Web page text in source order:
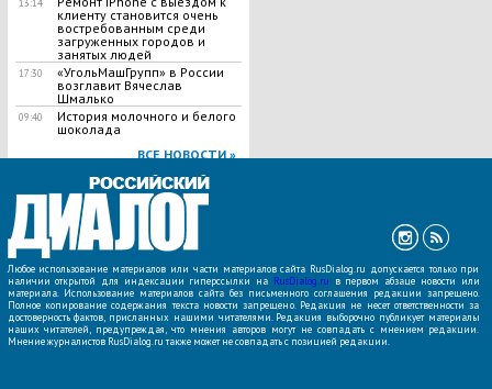
13:14
клиенту становится очень
востребованным среди
загруженных городов и
занятых людей
17:30
«УгольМашГрупп» в России
возглавит Вячеслав
Шмалько
09:40
История молочного и белого
шоколада
ВСЕ НОВОСТИ »
Любое использование материалов или части материалов сайта RusDialog.ru допускается только при
наличии открытой для индексации гиперссылки на RusDialog.ru в первом абзаце новости или
материала. Использование материалов сайта без письменного соглашения редакции запрещено.
Полное копирование содержания текста новости запрещено. Редакция не несет ответственности за
достоверность фактов, присланных нашими читателями. Редакция выборочно публикует материалы
наших читателей, предупреждая, что мнения авторов могут не совпадать с мнением редакции.
Мнение журналистов RusDialog.ru также может не совпадать с позицией редакции.